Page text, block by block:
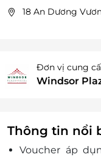
18 An Dương
Đơn vị cung
Windsor
Thông tin nổi
Voucher áp